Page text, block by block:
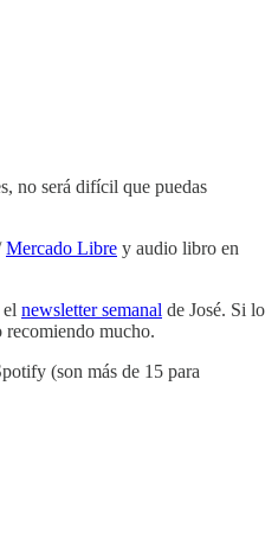
no será difícil que puedas
Mercado Libre y audio libro en
el newsletter semanal de José. Si lo
recomiendo mucho.
(son más de 15 para